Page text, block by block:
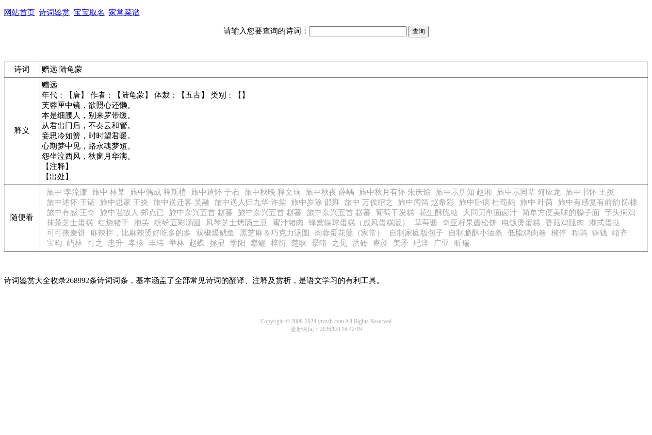
网站首页 诗词鉴赏 宝宝取名 家常菜谱
请输入您要查询的诗词：
诗词 赠远 陆龟蒙
释义
赠远
年代：【唐】 作者：【陆龟蒙】 体裁：【五古】 类别：【】
芙蓉匣中镜，欲照心还懒。
本是细腰人，别来罗带缓。
从君出门后，不奏云和管。
妾思冷如簧，时时望君暖。
心期梦中见，路永魂梦短。
怨坐泣西风，秋窗月华满。
【注释】
【出处】
随便看
旅中 李流谦 旅中 林某 旅中偶成 释斯植 旅中遣怀 于石 旅中秋晚 释文珦 旅中秋夜 薛嵎 旅中秋月有怀 朱庆馀 旅中示所知 赵湘 旅中示同辈 何应龙
旅中书怀 王炎
旅中述怀 王谌 旅中思家 王炎 旅中送迁客 吴融 旅中送人归九华 许棠 旅中岁除 邵雍 旅中 万俟绍之 旅中闻笛 赵希彩 旅中卧病 杜荀鹤 旅中 叶茵
旅中有感复有前韵 陈棣
旅中有感 王奇
旅中遇故人 郑克已 旅中杂兴五首 赵蕃 旅中杂兴五首 赵蕃 旅中杂兴五首 赵蕃 葡萄干发糕 花生酥脆糖 大同刀削面卤汁 简单方便美味的臊子面
芋头焖鸡
抹茶芝士蛋糕
红烧猪手 泡芙 缤纷五彩汤圆 风琴芝士烤肠土豆 蜜汁猪肉 蜂窝煤球蛋糕（戚风蛋糕版） 草莓酱 奇亚籽果酱松饼 电饭煲蛋糕 香菇鸡腿肉
港式蛋挞
可可燕麦饼
麻辣拌，比麻辣烫好吃多的多 双椒爆鱿鱼 黑芝麻＆巧克力汤圆 肉蓉蛋花羹（家常） 自制家庭版包子 自制脆酥小油条 低脂鸡肉卷 楠停 程鹃 铼钱
峪齐
宝昀
屿林 可之 忠升 孝珍 丰玮 举林 赵蝶 拯显 学阳 攀鲡 梓衍 楚耿 景略 之见 洪砖 睿昶 美矛 玘洋 广亚 昕瑞
诗词鉴赏大全收录268992条诗词词条，基本涵盖了全部常见诗词的翻译、注释及赏析，是语文学习的有利工具。
Copyright © 2008-2024 ytxzsh.com All Rights Reserved
更新时间：2026/8/8 16:42:19